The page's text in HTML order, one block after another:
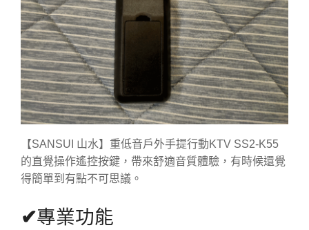
【SANSUI 山水】重低音戶外手提行動KTV SS2-K55
的直覺操作遙控按鍵，帶來舒適音質體驗，有時候還覺
得簡單到有點不可思議。
✔專業功能